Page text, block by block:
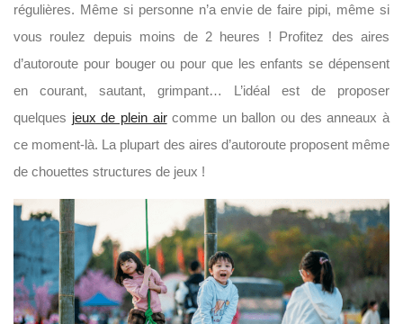
régulières. Même si personne n’a envie de faire pipi, même si
vous roulez depuis moins de 2 heures ! Profitez des aires
d’autoroute pour bouger ou pour que les enfants se dépensent
en courant, sautant, grimpant… L’idéal est de proposer
quelques jeux de plein aircomme un ballon ou des anneaux à
ce moment-là. La plupart des aires d’autoroute proposent même
de chouettes structures de jeux !